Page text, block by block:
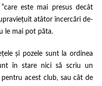
este mai presus decât
atâtor încercări de-
le mai pot păta.
și pozele sunt la ordinea
în stare nici să scriu un
acest club, sau cât de